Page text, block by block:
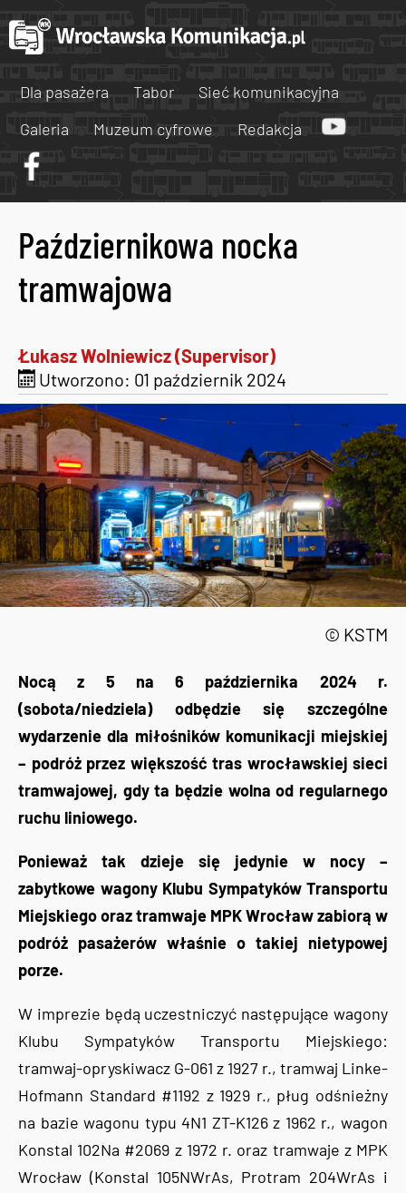
Dla pasażera Tabor
Sieć komunikacyjna
Galeria
Muzeum cyfrowe Redakcja
Październikowa nocka
tramwajowa
Łukasz Wolniewicz (Supervisor)
Utworzono: 01 październik 2024
© KSTM
Nocą z 5 na 6 października 2024 r.
(sobota/niedziela) odbędzie się szczególne
wydarzenie dla miłośników komunikacji miejskiej
– podróż przez większość tras wrocławskiej sieci
tramwajowej, gdy ta będzie wolna od regularnego
ruchu liniowego.
Ponieważ tak dzieje się jedynie w nocy –
zabytkowe wagony Klubu Sympatyków Transportu
Miejskiego oraz tramwaje MPK Wrocław zabiorą w
podróż pasażerów właśnie o takiej nietypowej
porze.
W imprezie będą uczestniczyć następujące wagony
Klubu Sympatyków Transportu Miejskiego:
tramwaj-opryskiwacz G-061 z 1927 r., tramwaj Linke-
Hofmann Standard #1192 z 1929 r., pług odśnieżny
na bazie wagonu typu 4N1 ZT-K126 z 1962 r., wagon
Konstal 102Na #2069 z 1972 r. oraz tramwaje z MPK
Wrocław (Konstal 105NWrAs, Protram 204WrAs i